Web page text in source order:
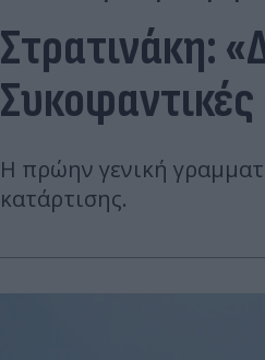
Στρατινάκη:
Η πρώην γενική
κατάρτισης.